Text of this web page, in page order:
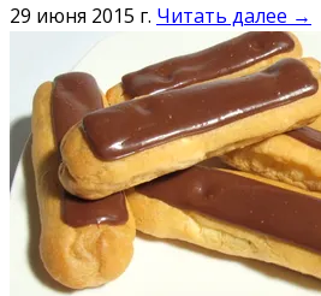
29 июня 2015 г. Читать далее →